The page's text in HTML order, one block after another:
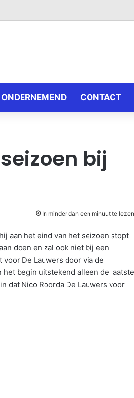
ONDERNEMEND CONTACT
bij
In minder dan een minuut te lezen
aan het eind van het seizoen stopt
doen en zal ook niet bij een
De Lauwers door via de
begin uitstekend alleen de laatste
dat Nico Roorda De Lauwers voor